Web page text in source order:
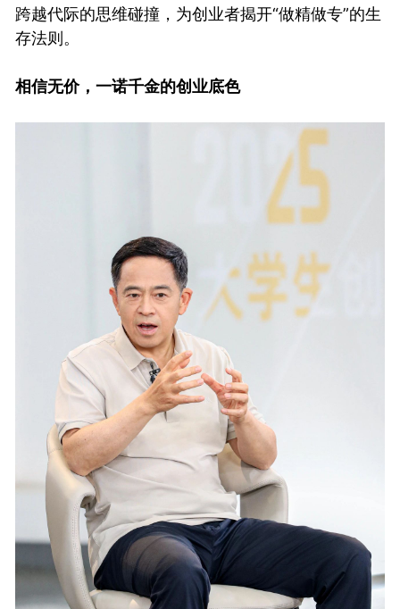
跨越代际的思维碰撞，为创业者揭开“做精做专”的生
存法则。
相信无价，一诺千金的创业底色